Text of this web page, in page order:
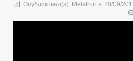
Опубликовал(а): Metatron в: 20/09/